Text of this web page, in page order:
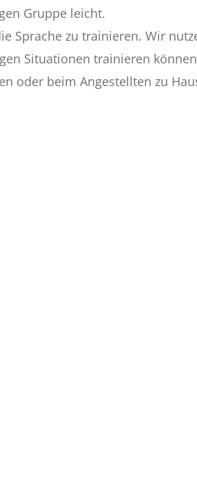
Gruppe leicht.
Sprache zu trainieren. Wir
Situationen trainieren
oder beim Angestellten zu